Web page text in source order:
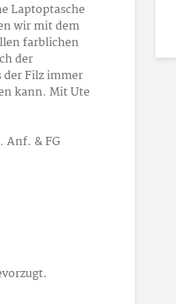
Laptoptasche
wir mit dem
farblichen
der
Filz immer
kann. Mit Ute
Anf. & FG